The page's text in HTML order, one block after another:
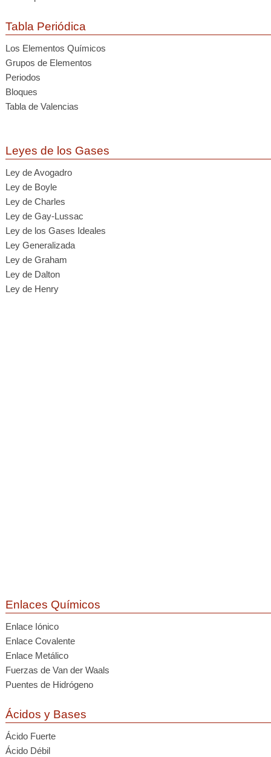
Tabla Periódica
Los Elementos Químicos
Grupos de Elementos
Periodos
Bloques
Tabla de Valencias
Leyes de los Gases
Ley de Avogadro
Ley de Boyle
Ley de Charles
Ley de Gay-Lussac
Ley de los Gases Ideales
Ley Generalizada
Ley de Graham
Ley de Dalton
Ley de Henry
Enlaces Químicos
Enlace Iónico
Enlace Covalente
Enlace Metálico
Fuerzas de Van der Waals
Puentes de Hidrógeno
Ácidos y Bases
Ácido Fuerte
Ácido Débil